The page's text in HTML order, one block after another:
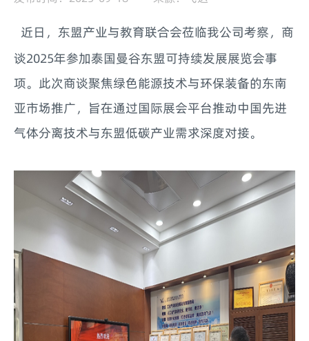
近日，东盟产业与教育联合会莅临我公司考察，商
谈2025年参加泰国曼谷东盟可持续发展展览会事
项。此次商谈聚焦绿色能源技术与环保装备的东南
亚市场推广，旨在通过国际展会平台推动中国先进
气体分离技术与东盟低碳产业需求深度对接。